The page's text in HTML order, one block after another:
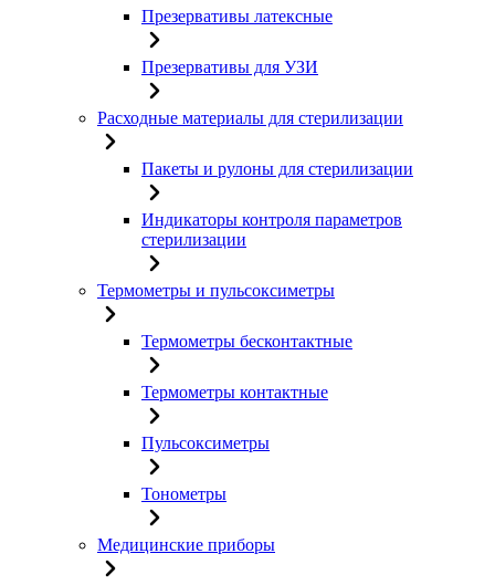
Презервативы латексные
Презервативы для УЗИ
Расходные материалы для стерилизации
Пакеты и рулоны для стерилизации
Индикаторы контроля параметров
стерилизации
Термометры и пульсоксиметры
Термометры бесконтактные
Термометры контактные
Пульсоксиметры
Тонометры
Медицинские приборы